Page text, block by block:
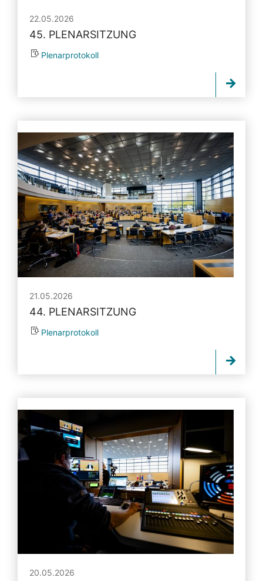
22.05.2026
45. PLENARSITZUNG
Plenarprotokoll
21.05.2026
44. PLENARSITZUNG
Plenarprotokoll
20.05.2026